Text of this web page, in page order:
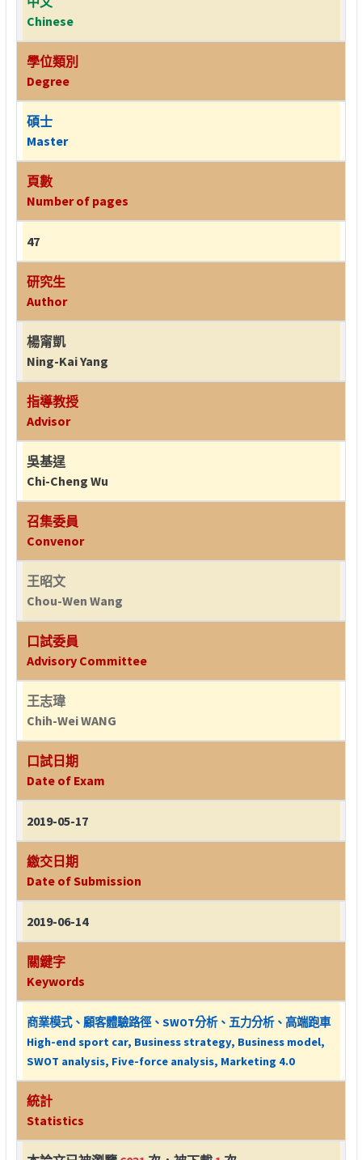
Chinese
學位類別
Degree
碩士
Master
頁數
Number of pages
47
研究生
Author
楊甯凱
Ning-Kai Yang
指導教授
Advisor
吳基逞
Chi-Cheng Wu
召集委員
Convenor
王昭文
Chou-Wen Wang
口試委員
Advisory Committee
王志瑋
Chih-Wei WANG
口試日期
Date of Exam
2019-05-17
繳交日期
Date of Submission
2019-06-14
關鍵字
Keywords
商業模式、顧客體驗路徑、SWOT分析、五力分析、高端跑車
High-end sport car, Business strategy, Business model,
SWOT analysis, Five-force analysis, Marketing 4.0
統計
Statistics